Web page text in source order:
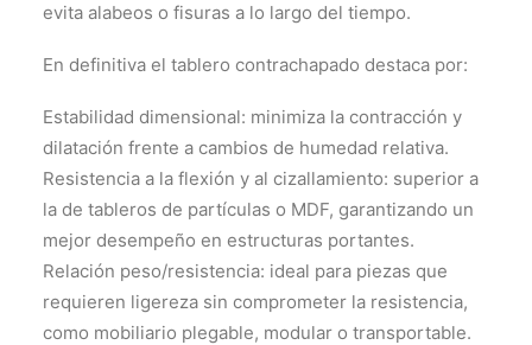
evita alabeos o fisuras a lo largo del tiempo.
En definitiva el tablero contrachapado destaca por:
Estabilidad dimensional: minimiza la contracción y
dilatación frente a cambios de humedad relativa.
Resistencia a la flexión y al cizallamiento: superior a
la de tableros de partículas o MDF, garantizando un
mejor desempeño en estructuras portantes.
Relación peso/resistencia: ideal para piezas que
requieren ligereza sin comprometer la resistencia,
como mobiliario plegable, modular o transportable.